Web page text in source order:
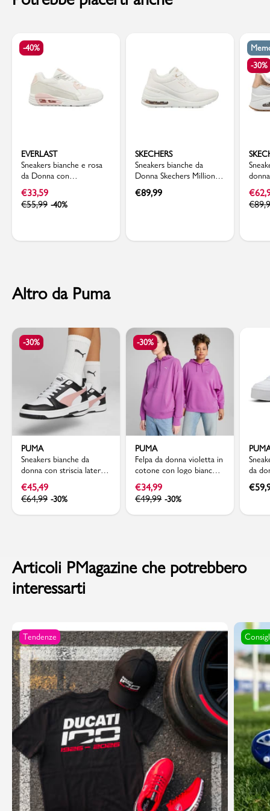
-40%
EVERLAST
Sneakers bianche e rosa
da Donna con
ammortizzazione ad aria
Everlast
€33,59
€55,99 -40%
SKECHERS
Sneakers bianche da
Donna Skechers Million
Air - Elevated Air
€89,99
-30%
Air
€
€
Altro da Puma
-30%
PUMA
Sneakers bianche da
donna con striscia laterale
rosa Puma Rebound v6
€45,49
€64,99 -30%
-30%
PUMA
Felpa da donna violetta in
cotone con logo bianco e
cappuccio Puma
€34,99
€49,99 -30%
da
€
Articoli PMagazine che potrebbero
interessarti
Tendenze